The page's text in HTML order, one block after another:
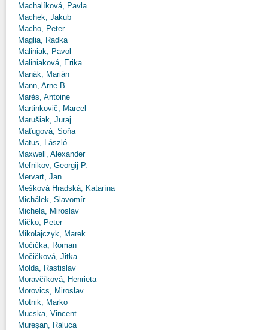
Machalíková, Pavla
Machek, Jakub
Macho, Peter
Maglia, Radka
Maliniak, Pavol
Maliniaková, Erika
Manák, Marián
Mann, Arne B.
Marès, Antoine
Martinkovič, Marcel
Marušiak, Juraj
Maťugová, Soňa
Matus, László
Maxwell, Alexander
Meľnikov, Georgij P.
Mervart, Jan
Mešková Hradská, Katarína
Michálek, Slavomír
Michela, Miroslav
Mičko, Peter
Mikołajczyk, Marek
Močička, Roman
Močičková, Jitka
Molda, Rastislav
Moravčíková, Henrieta
Morovics, Miroslav
Motnik, Marko
Mucska, Vincent
Mureşan, Raluca